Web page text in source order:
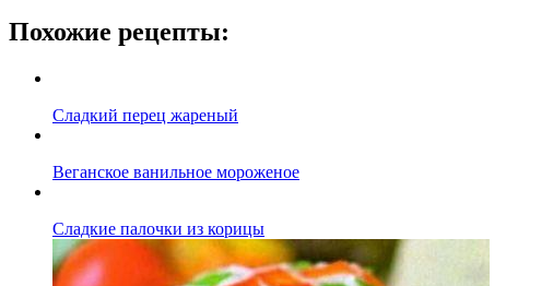
Похожие рецепты:
Сладкий перец жареный
Веганское ванильное мороженое
Сладкие палочки из корицы